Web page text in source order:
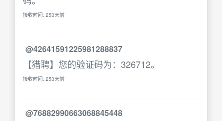
接收时间: 253天前
@42641591225981288837
【猎聘】您的验证码为：326712。
接收时间: 253天前
@76882990663068845448